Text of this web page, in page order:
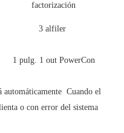
factorización
3 alfiler
1 pulg. 1 out PowerCon
automáticamente Cuando el
o con error del sistema